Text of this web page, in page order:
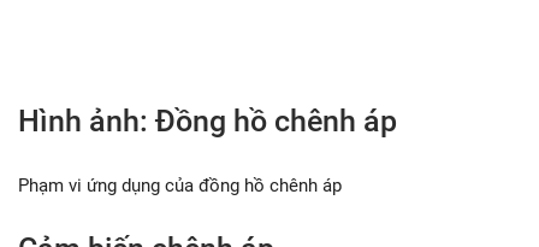
Hình ảnh: Đồng hồ chênh áp
Phạm vi ứng dụng của đồng hồ chênh áp